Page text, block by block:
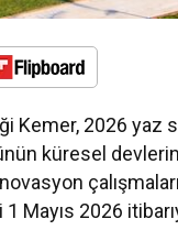
Kemer, 2026
küresel
1 Mayıs 2026